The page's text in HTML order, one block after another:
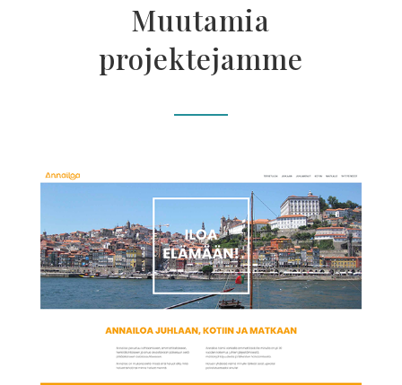
Muutamia
projektejamme